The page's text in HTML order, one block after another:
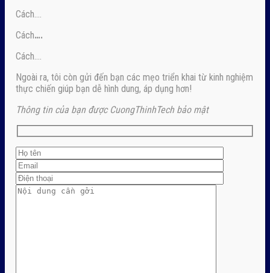
Cách….
Cách….
Cách….
Ngoài ra, tôi còn gửi đến bạn các mẹo triển khai từ kinh nghiệm
thực chiến giúp bạn dễ hình dung, áp dụng hơn!
Thông tin của bạn được CuongThinhTech bảo mật